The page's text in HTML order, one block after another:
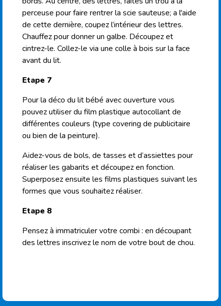
perceuse pour faire rentrer la scie sauteuse; a l'aide
de cette dernière, coupez l’intérieur des lettres.
Chauffez pour donner un galbe. Découpez et
cintrez-le. Collez-le via une colle à bois sur la face
avant du lit.
Etape 7
Pour la déco du lit bébé avec ouverture vous
pouvez utiliser du film plastique autocollant de
différentes couleurs (type covering de publicitaire
ou bien de la peinture).
Aidez-vous de bols, de tasses et d’assiettes pour
réaliser les gabarits et découpez en fonction.
Superposez ensuite les films plastiques suivant les
formes que vous souhaitez réaliser.
Etape 8
Pensez à immatriculervotre combi : en découpant
des lettres inscrivez le nom de votre bout de chou.